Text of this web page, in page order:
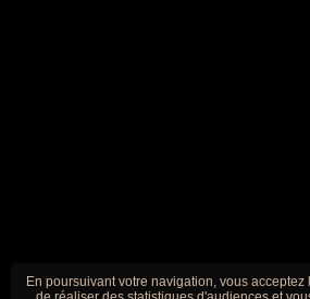
En poursuivant votre navigation, vous